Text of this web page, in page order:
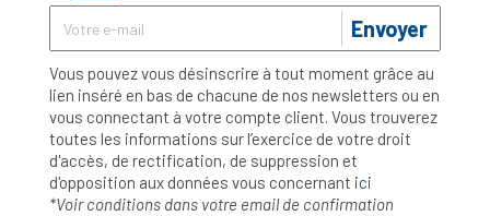
Envoyer
Vous pouvez vous désinscrire à tout moment grâce au
lien inséré en bas de chacune de nos newsletters ou en
vous connectant à votre compte client. Vous trouverez
toutes les informations sur l’exercice de votre droit
d'accès, de rectification, de suppression et
d'opposition aux données vous concernant ici
*Voir conditions dans votre email de confirmation